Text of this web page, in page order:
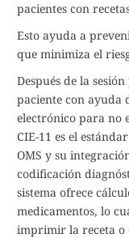
pacientes con
Esto ayuda a
que minimiza el
Después de la
paciente con ayuda
electrónico para no
CIE-11 es el
OMS y su
codificación
sistema ofrece
medicamentos, lo
imprimir la receta o